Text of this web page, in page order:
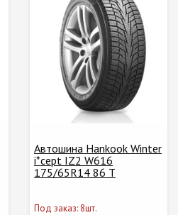
Автошина Hankook Winter
i*cept IZ2 W616
175/65R14 86 T
Под заказ: 8шт.